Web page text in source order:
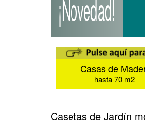
Casas de
hasta 70 m2
Casetas de Jardín